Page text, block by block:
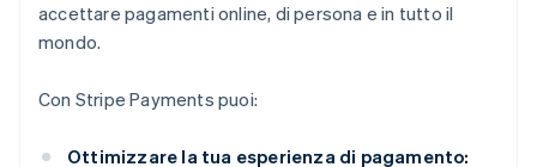
accettare pagamenti online, di persona e in tutto il
mondo.
Con Stripe Payments puoi:
Ottimizzare la tua esperienza di pagamento: